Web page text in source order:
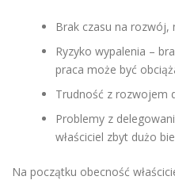
Brak czasu na rozwój,
Ryzyko wypalenia –
praca może być
Trudność z rozwojem
Problemy z
właściciel zbyt dużo
Na początku obecność